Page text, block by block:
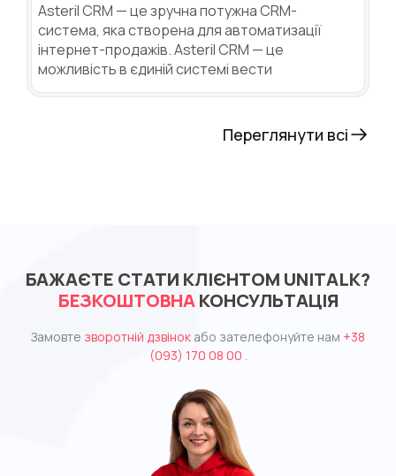
Asteril CRM — це зручна потужна CRM-
система, яка створена для автоматизації
інтернет-продажів. Asteril CRM — це
можливість в єдиній системі вести
Переглянути всі
БАЖАЄТЕ СТАТИ КЛІЄНТОМ UNITALK?
БЕЗКОШТОВНАКОНСУЛЬТАЦІЯ
Замовте зворотній дзвінок або зателефонуйте нам +38
(093) 170 08 00 .